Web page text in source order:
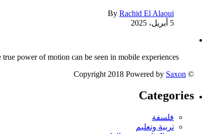
By Rachid El Alaoui
5 أبريل، 2025
power of motion can be seen in mobile experiences.
© Copyright 2018 Powered by
Saxon
Categories
فلسفة
تربية وتعليم